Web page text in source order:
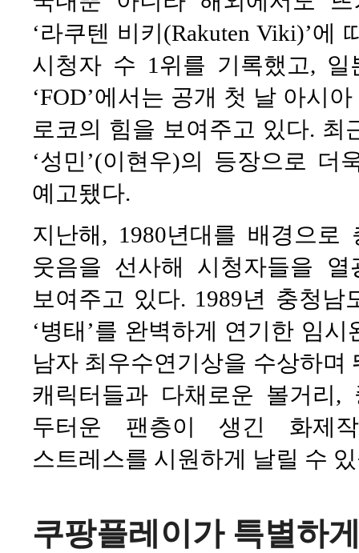
‘라쿠텐 비키(Rakuten Viki)’에
시청자 수 1위를 기록했고,
‘FOD’에서는 공개 첫 날 아시
로코의 힘을 보여주고 있다. 최
‘성민’(이현우)의 등장으로
예고됐다.
지난해, 1980년대를 배경으로
웃음을 선사해 시청자들을
보여주고 있다. 1989년 충청
‘병태’를 완벽하게 연기한 임
남자 최우수연기상을 수상하며
캐릭터들과 다채로운 볼거리
두터운 팬층이 생긴 화제
스트레스를 시원하게 날릴 수
쿠팡플레이가 특별하